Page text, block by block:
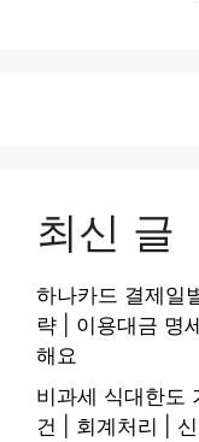
최신 글
하나카드 결제일
략 | 이용대금 명
해요
비과세 식대한도
건 | 회계처리 |